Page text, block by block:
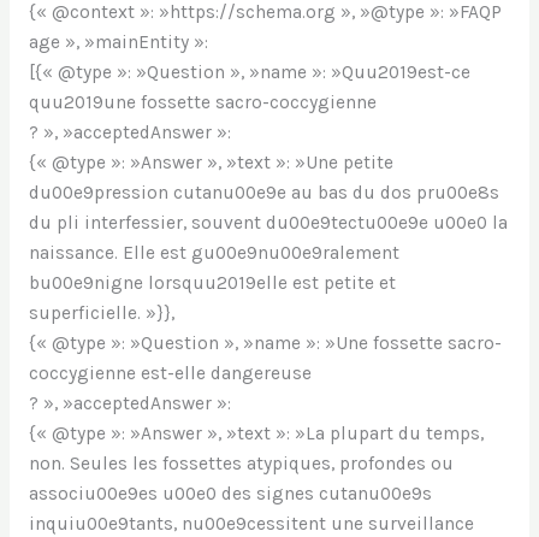
{« @context »: »https://schema.org », »@type »: »FAQP
age », »mainEntity »:
[{« @type »: »Question », »name »: »Quu2019est-ce
quu2019une fossette sacro-coccygienne
? », »acceptedAnswer »:
{« @type »: »Answer », »text »: »Une petite
du00e9pression cutanu00e9e au bas du dos pru00e8s
du pli interfessier, souvent du00e9tectu00e9e u00e0 la
naissance. Elle est gu00e9nu00e9ralement
bu00e9nigne lorsquu2019elle est petite et
superficielle. »}},
{« @type »: »Question », »name »: »Une fossette sacro-
coccygienne est-elle dangereuse
? », »acceptedAnswer »:
{« @type »: »Answer », »text »: »La plupart du temps,
non. Seules les fossettes atypiques, profondes ou
associu00e9es u00e0 des signes cutanu00e9s
inquiu00e9tants, nu00e9cessitent une surveillance